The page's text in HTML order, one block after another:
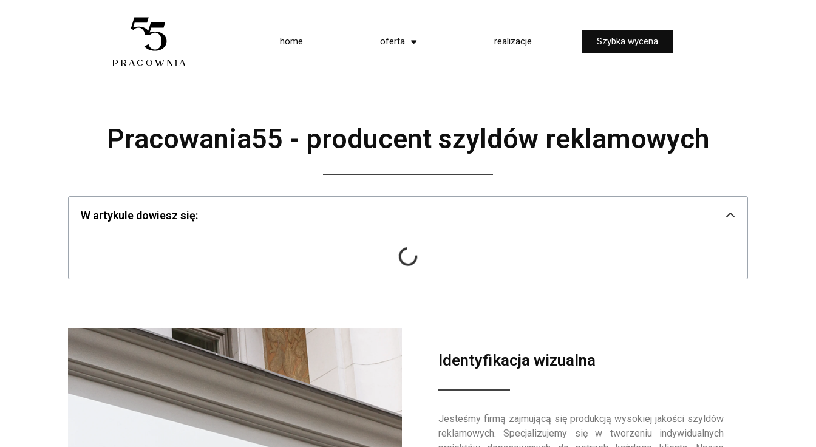
home oferta realizacje Szybka wycena
Pracowania55 - producent szyldów reklamowych
W artykule dowiesz się:
Identyfikacja wizualna
Jesteśmy firmą zajmującą się produkcją wysokiej jakości szyldów
reklamowych. Specjalizujemy się w tworzeniu indywidualnych